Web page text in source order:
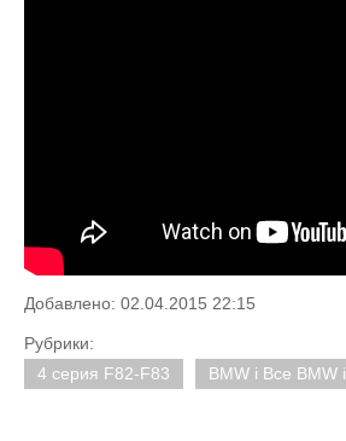
Добавлено: 02.04.2015 22:15
Рубрики:
4 серия F82-F83
BMW i Все BMW i